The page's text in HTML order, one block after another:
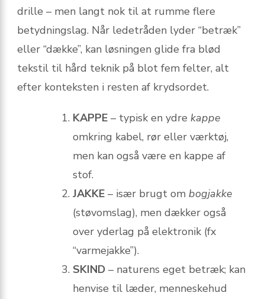
drille – men langt nok til at rumme flere
betydningslag. Når ledetråden lyder “betræk”
eller “dække”, kan løsningen glide fra blød
tekstil til hård teknik på blot fem felter, alt
efter konteksten i resten af krydsordet.
KAPPE – typisk en ydre kappe
omkring kabel, rør eller værktøj,
men kan også være en kappe af
stof.
JAKKE – især brugt om bogjakke
(støvomslag), men dækker også
over yderlag på elektronik (fx
“varmejakke”).
SKIND – naturens eget betræk; kan
henvise til læder, menneskehud